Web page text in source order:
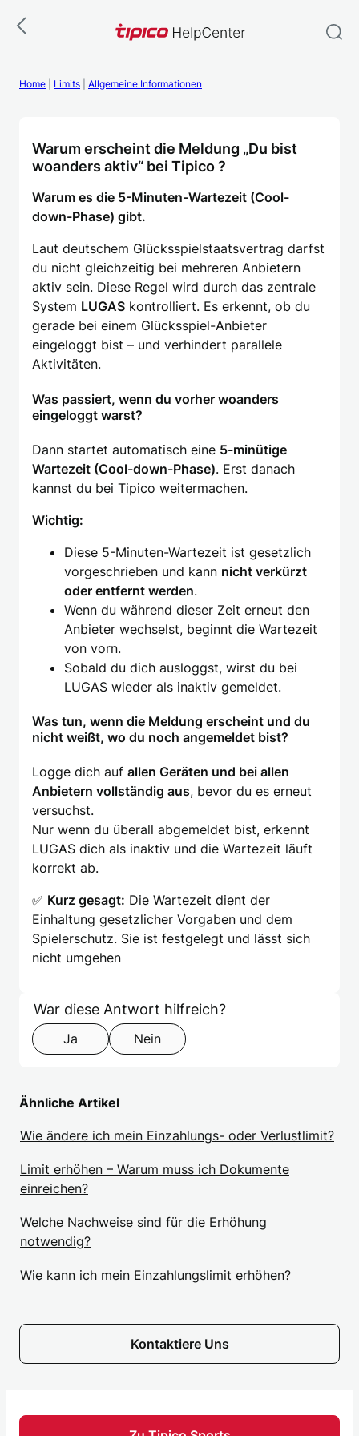
Zum
Inhalt
Home Limits Allgemeine Informationen
Warum erscheint die Meldung „Du bist
woanders aktiv“ bei Tipico ?
Warum es die 5-Minuten-Wartezeit (Cool-
down-Phase) gibt.
Laut deutschem Glücksspielstaatsvertrag darfst
du nicht gleichzeitig bei mehreren Anbietern
aktiv sein. Diese Regel wird durch das zentrale
System LUGAS kontrolliert. Es erkennt, ob du
gerade bei einem Glücksspiel-Anbieter
eingeloggt bist – und verhindert parallele
Aktivitäten.
Was passiert, wenn du vorher woanders
eingeloggt warst?
Dann startet automatisch eine 5-minütige
Wartezeit (Cool-down-Phase). Erst danach
kannst du bei Tipico weitermachen.
Wichtig:
Diese 5-Minuten-Wartezeit ist gesetzlich
vorgeschrieben und kann nicht verkürzt
oder entfernt werden.
Wenn du während dieser Zeit erneut den
Anbieter wechselst, beginnt die Wartezeit
von vorn.
Sobald du dich ausloggst, wirst du bei
LUGAS wieder als inaktiv gemeldet.
Was tun, wenn die Meldung erscheint und du
nicht weißt, wo du noch angemeldet bist?
Logge dich auf allen Geräten und bei allen
Anbietern vollständig aus, bevor du es erneut
versuchst.
Nur wenn du überall abgemeldet bist, erkennt
LUGAS dich als inaktiv und die Wartezeit läuft
korrekt ab.
✅ Kurz gesagt: Die Wartezeit dient der
Einhaltung gesetzlicher Vorgaben und dem
Spielerschutz. Sie ist festgelegt und lässt sich
nicht umgehen
Formular überspringen
Step 1 of 2
War diese Antwort hilfreich?
Ja Nein
Ähnliche Artikel
Wie ändere ich mein Einzahlungs- oder Verlustlimit?
Limit erhöhen – Warum muss ich Dokumente
einreichen?
Welche Nachweise sind für die Erhöhung
notwendig?
Wie kann ich mein Einzahlungslimit erhöhen?
Kontaktiere Uns